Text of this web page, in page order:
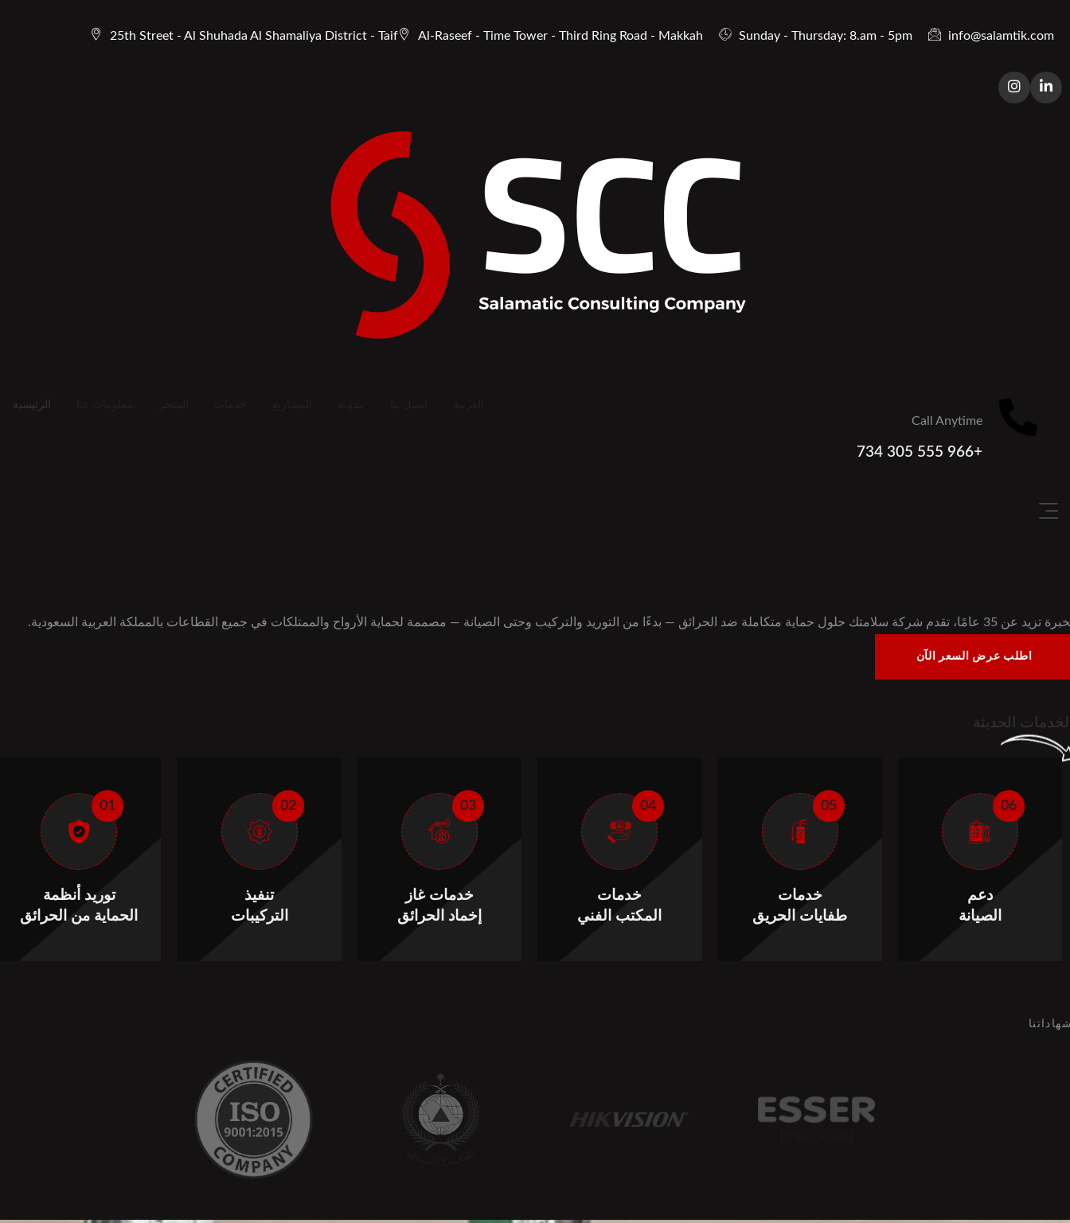
info@salamtik.com
Sunday - Thursday: 8.am - 5pm
Al-Raseef - Time Tower - Third Ring Road - Makkah
25th Street - Al Shuhada Al Shamaliya District - Taif
الرئيسية
Call Anytime
+966 555 305 734
35 عامًا، تقدم شركة سلامتك حلول حماية متكاملة ضد الحرائق — بدءًا من التوريد والتركيب وحتى الصيانة — مصممة لحماية الأرواح والممتلكات في جميع القطاعات بالمملكة العربية السعودية.
اطلب عرض السعر الآن
الحديثة
01
توريد أنظمة
الحماية من الحرائق
02
تنفيذ
التركيبات
03
خدمات غاز
إخماد الحرائق
04
خدمات
المكتب الفني
05
خدمات
طفايات الحريق
06
دعم
الصيانة